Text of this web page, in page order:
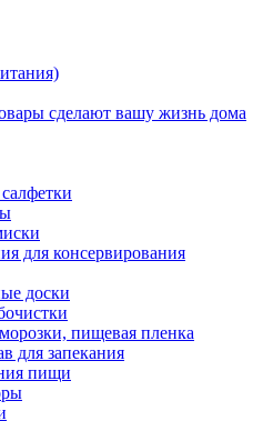
сделают вашу жизнь дома
для консервирования
доски
пищевая пленка
для запекания
пищи